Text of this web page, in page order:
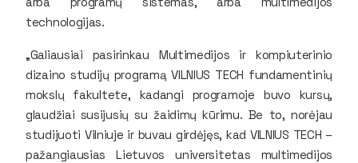
technologijas.
„Galiausiai pasirinkau Multimedijos ir kompiuterinio
dizaino studijų programą VILNIUS TECH fundamentinių
mokslų fakultete, kadangi programoje buvo kursų,
glaudžiai susijusių su žaidimų kūrimu. Be to, norėjau
studijuoti Vilniuje ir buvau girdėjęs, kad VILNIUS TECH –
pažangiausias Lietuvos universitetas multimedijos